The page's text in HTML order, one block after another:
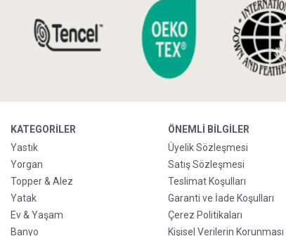
KATEGORILER
Yastık
Yorgan
Topper & Alez
Yatak
Ev & Yaşam
Banyo
ÖNEMLI BILGILER
Üyelik Sözleşmesi
Satış Sözleşmesi
Teslimat Koşulları
Garanti ve İade Koşulları
Çerez Politikaları
Kişisel Verilerin Korunması